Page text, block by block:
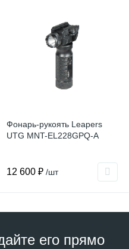
Фонарь-рукоять Leapers
UTG MNT-EL228GPQ-A
12 600 ₽ /шт
его прямо